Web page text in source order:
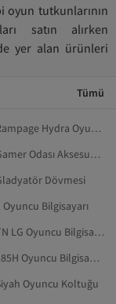
oyun tutkunlarının
satın alırken
yer alan ürünleri
Tümü
Rampage Hydra Oyuncu Donanımları
Gamer Odası Aksesuarları
Dövmesi
Oyuncu Bilgisayarı
TN LG Oyuncu Bilgisayarı
185H Oyuncu Bilgisayarı
Oyuncu Koltuğu